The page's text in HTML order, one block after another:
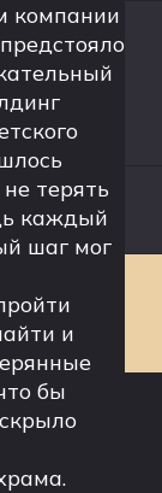
компании
терять
каждый
шаг мог
и
бы